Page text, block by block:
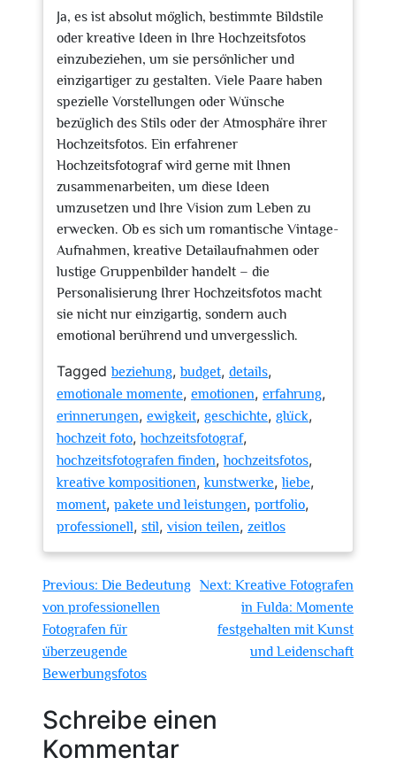
Ja, es ist absolut möglich, bestimmte Bildstile
oder kreative Ideen in Ihre Hochzeitsfotos
einzubeziehen, um sie persönlicher und
einzigartiger zu gestalten. Viele Paare haben
spezielle Vorstellungen oder Wünsche
bezüglich des Stils oder der Atmosphäre ihrer
Hochzeitsfotos. Ein erfahrener
Hochzeitsfotograf wird gerne mit Ihnen
zusammenarbeiten, um diese Ideen
umzusetzen und Ihre Vision zum Leben zu
erwecken. Ob es sich um romantische Vintage-
Aufnahmen, kreative Detailaufnahmen oder
lustige Gruppenbilder handelt – die
Personalisierung Ihrer Hochzeitsfotos macht
sie nicht nur einzigartig, sondern auch
emotional berührend und unvergesslich.
Taggedbeziehung,budget, details,
emotionale momente, emotionen, erfahrung,
erinnerungen, ewigkeit, geschichte, glück,
hochzeit foto,hochzeitsfotograf,
hochzeitsfotografen finden,hochzeitsfotos,
kreative kompositionen,kunstwerke,liebe,
moment, pakete und leistungen, portfolio,
professionell, stil, vision teilen, zeitlos
Beitragsnavigation
Previous: Die Bedeutung
von professionellen
Fotografen für
überzeugende
Bewerbungsfotos
Next: Kreative Fotografen
in Fulda: Momente
festgehalten mit Kunst
und Leidenschaft
Schreibe einen
Kommentar